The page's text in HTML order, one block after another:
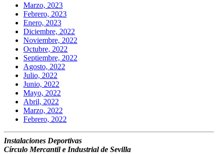
Marzo, 2023
Febrero, 2023
Enero, 2023
Diciembre, 2022
Noviembre, 2022
Octubre, 2022
Septiembre, 2022
Agosto, 2022
Julio, 2022
Junio, 2022
Mayo, 2022
Abril, 2022
Marzo, 2022
Febrero, 2022
Instalaciones Deportivas
Círculo Mercantil e Industrial de Sevilla